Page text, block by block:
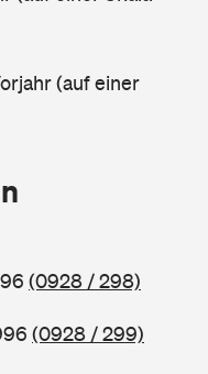
(auf einer
(0928 / 298)
(0928 / 299)